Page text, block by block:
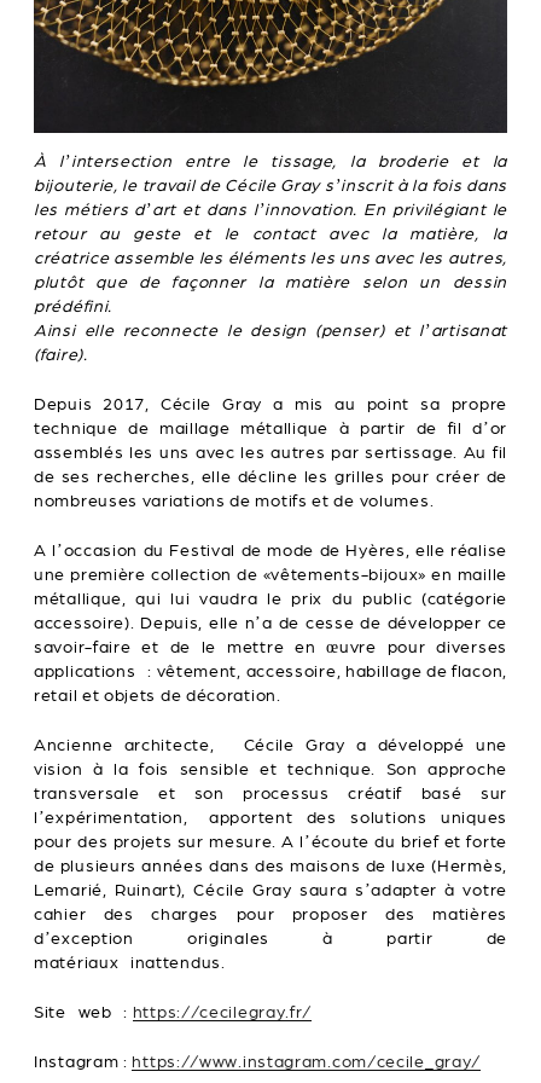
À l’intersection entre le tissage, la broderie et la
bijouterie, le travail de Cécile Gray s’inscrit à la fois dans
les métiers d’art et dans l’innovation. En privilégiant le
retour au geste et le contact avec la matière, la
créatrice assemble les éléments les uns avec les autres,
plutôt que de façonner la matière selon un dessin
prédéfini.
Ainsi elle reconnecte le design (penser) et l’artisanat
(faire).
Depuis 2017, Cécile Gray a mis au point sa propre
technique de maillage métallique à partir de fil d’or
assemblés les uns avec les autres par sertissage. Au fil
de ses recherches, elle décline les grilles pour créer de
nombreuses variations de motifs et de volumes.
A l’occasion du Festival de mode de Hyères, elle réalise
une première collection de «vêtements-bijoux» en maille
métallique, qui lui vaudra le prix du public (catégorie
accessoire). Depuis, elle n’a de cesse de développer ce
savoir-faire et de le mettre en œuvre pour diverses
applications : vêtement, accessoire, habillage de flacon,
retail et objets de décoration.
Ancienne architecte, Cécile Gray a développé une
vision à la fois sensible et technique. Son approche
transversale et son processus créatif basé sur
l’expérimentation, apportent des solutions uniques
pour des projets sur mesure. A l’écoute du brief et forte
de plusieurs années dans des maisons de luxe (Hermès,
Lemarié, Ruinart), Cécile Gray saura s’adapter à votre
cahier des charges pour proposer des matières
d’exception originales à partir de
matériaux inattendus.
Site web : https://cecilegray.fr/
Instagram : https://www.instagram.com/cecile_gray/